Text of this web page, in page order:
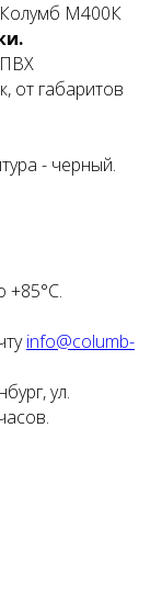
М400К
ПВХ
от габаритов
- черный.
+85°С.
info@columb-
ул.